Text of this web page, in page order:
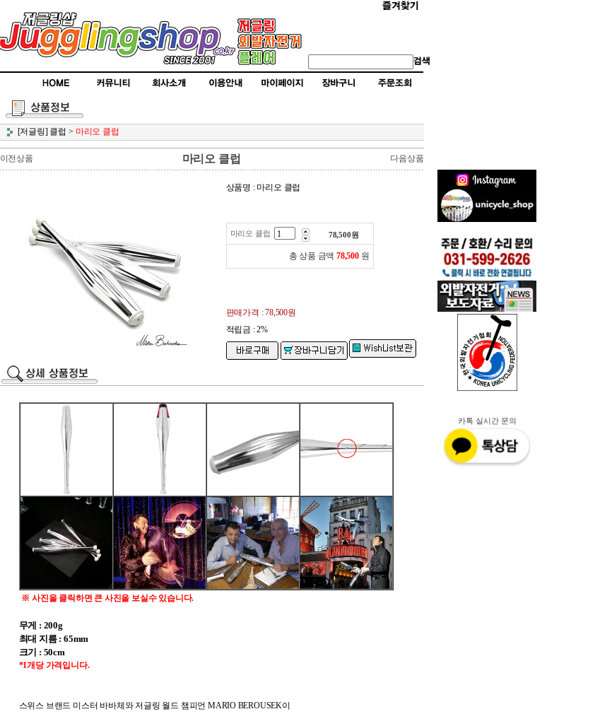
[저글링] 클럽 > 마리오 클럽
이전상품 마리오 클럽 다음상품
상품명 : 마리오 클럽
마리오 클럽 78,500원
총 상품 금액 78,500 원
판매가격 :78,500원
적립금 : 2%
※ 사진을 클릭하면 큰 사진을 보실수 있습니다.
무게 : 200g
최대 지름 : 65mm
크기 : 50cm
*1개당 가격입니다.
스위스 브랜드 미스터 바바체와 저글링 월드 챔피언 MARIO BEROUSEK이
카톡 실시간 문의